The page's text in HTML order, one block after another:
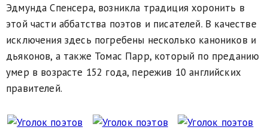
Эдмунда Спенсера, возникла традиция хоронить в
этой части аббатства поэтов и писателей. В качестве
исключения здесь погребены несколько каноников и
дьяконов, а также Томас Парр, который по преданию
умер в возрасте 152 года, пережив 10 английских
правителей.